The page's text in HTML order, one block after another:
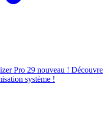
Pro 29 nouveau ! Découvre
système !